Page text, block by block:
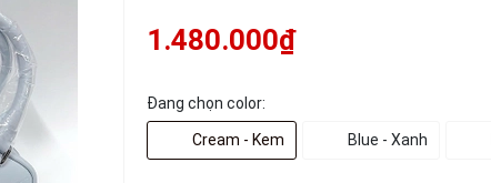
1.480.000₫
Đang chọn color:
Cream - Kem Blue - Xanh